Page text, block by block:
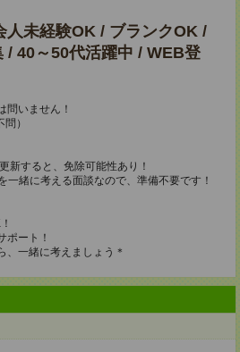
人未経験OK / ブランクOK /
/ 40～50代活躍中 / WEB登
問いません！
）
すると、免除可能性あり！
緒に考える面談なので、準備不要です！
ポート！
、一緒に考えましょう＊